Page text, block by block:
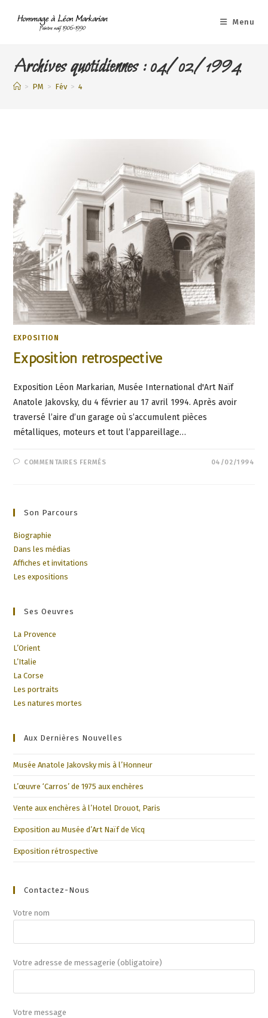
Menu
Archives quotidiennes : 04/02/1994
> PM > Fév > 4
EXPOSITION
Exposition rétrospective
Exposition Léon Markarian, Musée International d'Art Naïf
Anatole Jakovsky, du 4 février au 17 avril 1994. Après avoir
traversé l’aire d’un garage où s’accumulent pièces
métalliques, moteurs et tout l’appareillage…
COMMENTAIRES FERMÉSSUR 04/02/1994
Son Parcours
Biographie
Dans les médias
Affiches et invitations
Les expositions
Ses Oeuvres
La Provence
L’Orient
L’Italie
La Corse
Les portraits
Les natures mortes
Aux Dernières Nouvelles
Musée Anatole Jakovsky mis à l’Honneur
L’œuvre ‘Carros’ de 1975 aux enchères
Vente aux enchères à l’Hotel Drouot, Paris
Exposition au Musée d’Art Naïf de Vicq
Exposition rétrospective
Contactez-Nous
Votre nom
Votre adresse de messagerie (obligatoire)
Votre message